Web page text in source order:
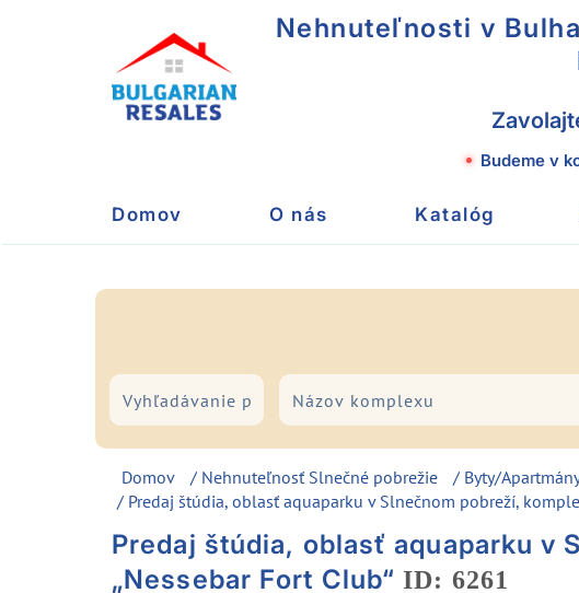
Nehnuteľnosti v
Budeme v
Domov O nás Katalóg
Domov / Nehnuteľnosť Slnečné pobrežie / Byty/
/ Predaj štúdia, oblasť aquaparku v Slnečnom pobreží,
Predaj štúdia, oblasť aquaparku v
„Nessebar Fort Club“ID: 6261